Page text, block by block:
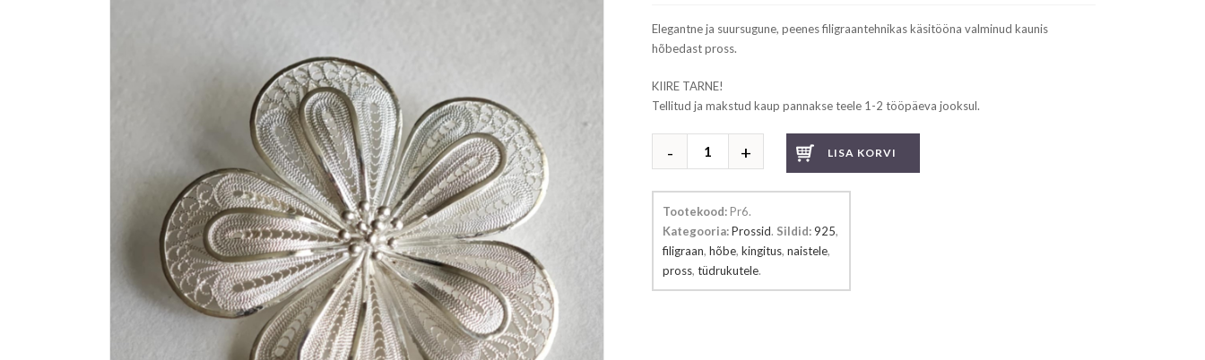
Elegantne ja suursugune, peenes filigraantehnikas käsitööna valminud kaunis
hõbedast pross.
KIIRE TARNE!
Tellitud ja makstud kaup pannakse teele 1-2 tööpäeva jooksul.
LISA KORVI
Tootekood: Pr6.
Kategooria:Prossid. Sildid:925,
filigraan, hõbe, kingitus, naistele,
pross, tüdrukutele.